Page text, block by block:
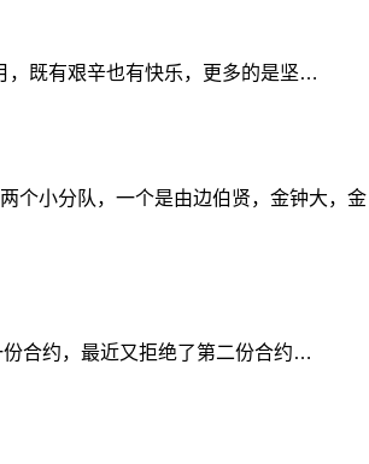
既有艰辛也有快乐，更多的是坚…
小分队，一个是由边伯贤，金钟大，金
合约，最近又拒绝了第二份合约…